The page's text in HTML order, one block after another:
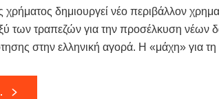
χρήματος δημιουργεί νέο περιβάλλον
των τραπεζών για την προσέλκυση νέων
στην ελληνική αγορά. Η «μάχη» για